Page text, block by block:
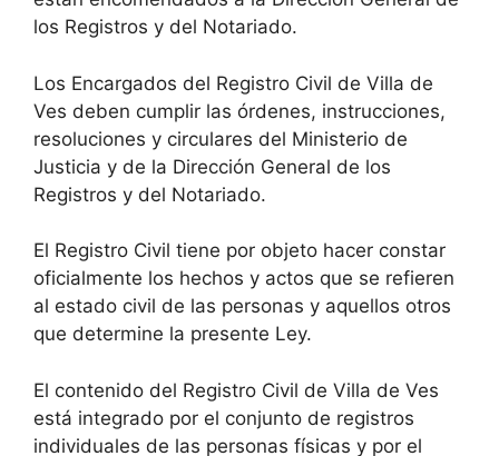
los Registros y del Notariado.
Los Encargados del Registro Civil de Villa de
Ves deben cumplir las órdenes, instrucciones,
resoluciones y circulares del Ministerio de
Justicia y de la Dirección General de los
Registros y del Notariado.
El Registro Civil tiene por objeto hacer constar
oficialmente los hechos y actos que se refieren
al estado civil de las personas y aquellos otros
que determine la presente Ley.
El contenido del Registro Civil de Villa de Ves
está integrado por el conjunto de registros
individuales de las personas físicas y por el